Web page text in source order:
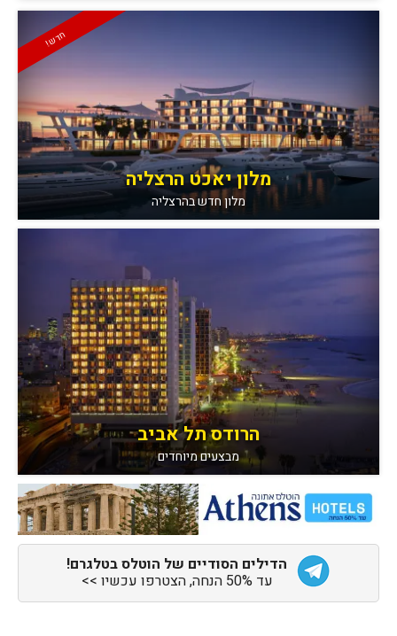
חדש!
מלון יאכט הרצליה
מלון חדש בהרצליה
הרודס תל אביב
מבצעים מיוחדים
הדילים הסודיים של הוטלס בטלגרם!
עד 50% הנחה, הצטרפו עכשיו >>